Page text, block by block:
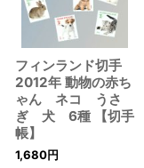
フィンランド切手
2012年 動物の赤ち
ゃん ネコ うさ
ぎ 犬 6種 【切手
帳】
1,680円